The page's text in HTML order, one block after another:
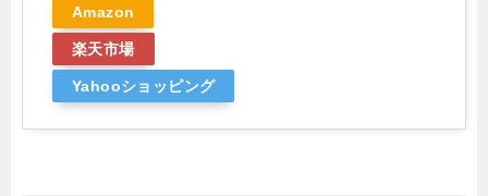
Amazon
楽天市場
Yahooショッピング